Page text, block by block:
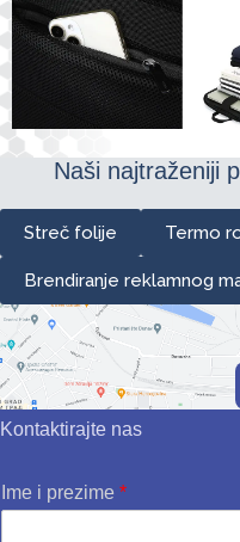
Naši najtraženiji
Streč folije Termo
Brendiranje reklamnog
Kontaktirajte nas
Ime i prezime *